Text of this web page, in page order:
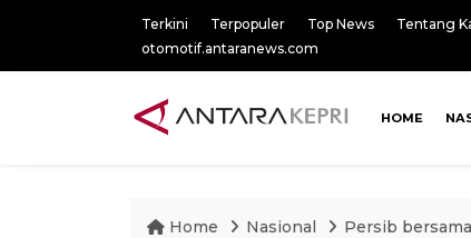
Terkini Terpopuler Top News Tentang
otomotif.antaranews.com
HOME
Home Nasional Persib